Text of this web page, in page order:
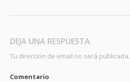
DEJA UNA RESPUESTA
Tu dirección de email no será publicada.
Comentario